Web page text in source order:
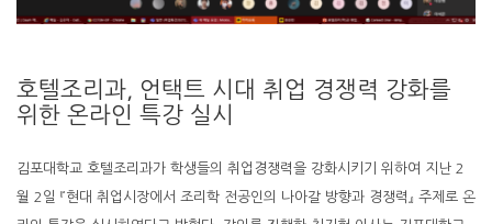
호텔조리과, 언택트 시대 취업 경쟁력 강화를
위한 온라인 특강 실시
김포대학교 호텔조리과가 학생들의 취업경쟁력을 강화시키기 위하여 지난 2
월 2일 『현대 취업시장에서 조리학 전공인의 나아갈 방향과 경쟁력』 주제로 온